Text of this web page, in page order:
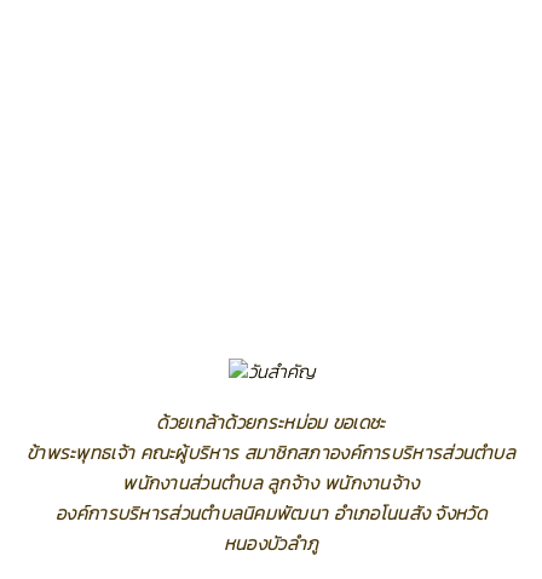
ด้วยเกล้าด้วยกระหม่อม ขอเดชะ
ข้าพระพุทธเจ้า คณะผู้บริหาร สมาชิกสภาองค์การบริหารส่วนตำบล
พนักงานส่วนตำบล ลูกจ้าง พนักงานจ้าง
องค์การบริหารส่วนตำบลนิคมพัฒนา อำเภอโนนสัง จังหวัด
หนองบัวลำภู